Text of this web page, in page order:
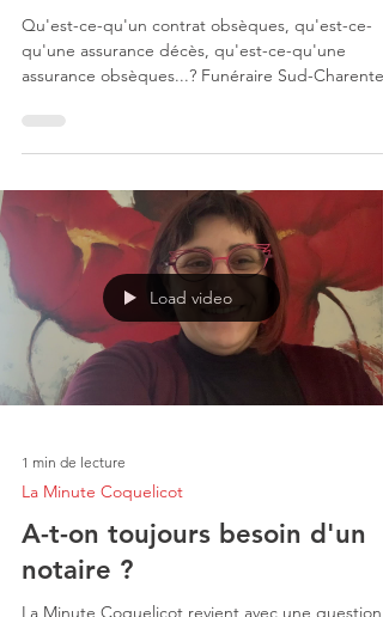
Qu'est-ce-qu'un contrat obsèques, qu'est-ce-
qu'une assurance décès, qu'est-ce-qu'une
assurance obsèques...? Funéraire Sud-Charente
Load video
1 min de lecture
La Minute Coquelicot
A-t-on toujours besoin d'un
notaire ?
La Minute Coquelicot revient avec une question